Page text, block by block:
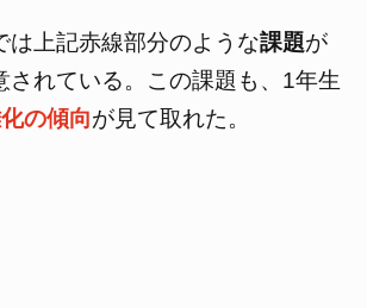
は上記赤線部分のような課題が
されている。この課題も、1年生
の傾向が見て取れた。